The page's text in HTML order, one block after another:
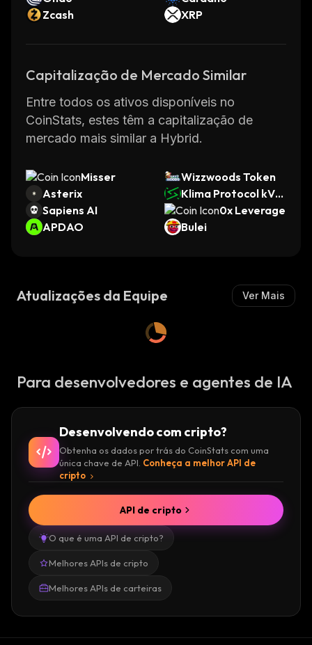
Zcash
XRP
Capitalização de Mercado Similar
Entre todos os ativos disponíveis no
CoinStats, estes têm a capitalização de
mercado mais similar a Hybrid.
Misser
Wizzwoods Token
Asterix
Klima Protocol kVC
M
Sapiens AI
0x Leverage
APDAO
Bulei
Atualizações da Equipe Ver Mais
Para desenvolvedores e agentes de IA
Desenvolvendo com cripto?
Obtenha os dados por trás do CoinStats com uma
única chave de API. Conheça a melhor API de
cripto
O que é uma API de cripto?
Melhores APIs de cripto
Melhores APIs de carteiras
API de cripto